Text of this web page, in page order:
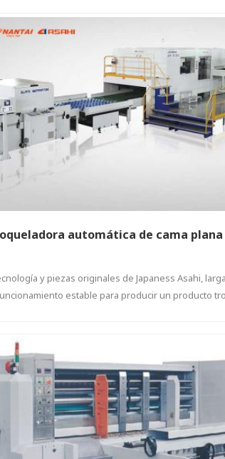
automática de cama plana
y piezas originales de Japaness Asahi,
estable para producir un producto